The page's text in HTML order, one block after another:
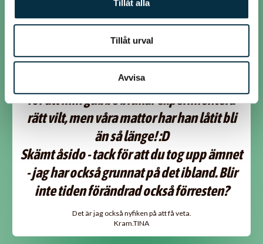
Tillåt alla
Tillåt urval
Avvisa
Hihi - mattbröd, det lät ju inte så gott ... Nog
för att min gubbe brukar experimentera
rätt vilt, men våra mattor har han låtit bli
än så länge! :D
Skämt åsido - tack för att du tog upp ämnet
- jag har också grunnat på det ibland. Blir
inte tiden förändrad också förresten?
Det är jag också nyfiken på att få veta.
Kram.TINA